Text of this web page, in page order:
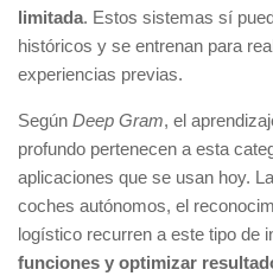
limitada. Estos sistemas sí
históricos y se entrenan para
experiencias previas.
Según Deep Gram, el
profundo pertenecen a esta
aplicaciones que se usan hoy.
coches autónomos, el
logístico recurren a este tipo de
funciones y optimizar